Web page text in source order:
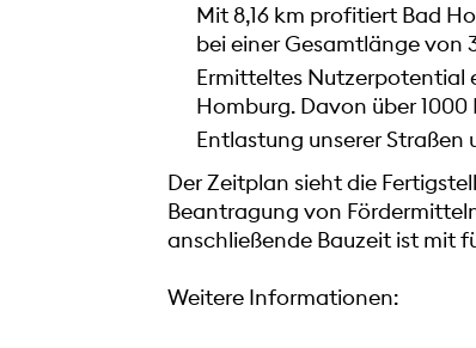
Mit 8,16 km profitiert Bad
bei einer Gesamtlänge von
Ermitteltes Nutzerpotential
Homburg. Davon über
Entlastung unserer Straßen
Der Zeitplan sieht die
Beantragung von
anschließende Bauzeit ist mit
Weitere Informationen: